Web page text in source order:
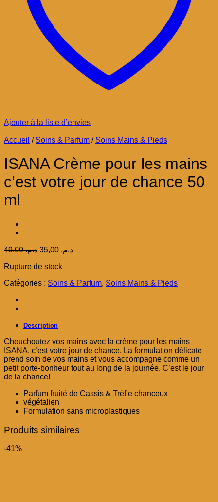
Ajouter à la liste d’envies
Accueil / Soins & Parfum / Soins Mains & Pieds
ISANA Crème pour les mains
c’est votre jour de chance 50
ml
د.م.49,00
Le
initial
د.م. 49,00.
د.م.Le
د.م. 35,00.
Rupture de stock
Catégories : Soins & Parfum, Soins Mains & Pieds
Description
Chouchoutez vos mains avec la crème pour les mains
ISANA, c’est votre jour de chance. La formulation délicate
prend soin de vos mains et vous accompagne comme un
petit porte-bonheur tout au long de la journée. C’est le jour
de la chance!
Parfum fruité de Cassis & Trèfle chanceux
végétalien
Formulation sans microplastiques
Produits similaires
-41%